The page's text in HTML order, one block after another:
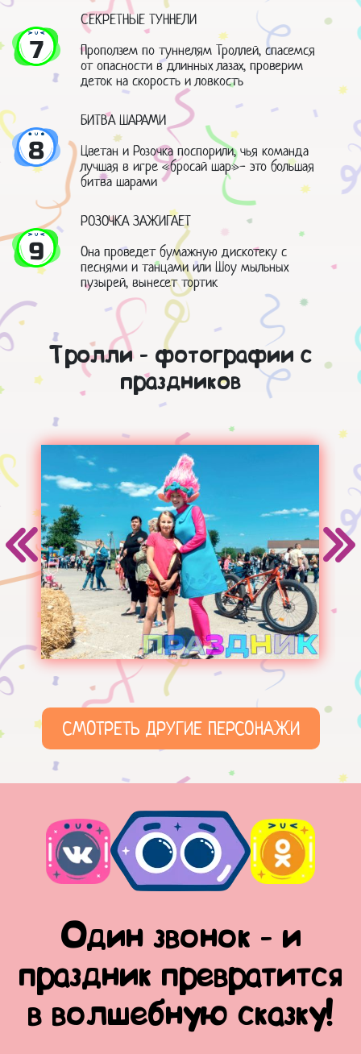
7
СЕКРЕТНЫЕ ТУННЕЛИ
Проползем по туннелям Троллей, спасемся
от опасности в длинных лазах, проверим
деток на скорость и ловкость
8
БИТВА ШАРАМИ
Цветан и Розочка поспорили, чья команда
лучшая в игре «бросай шар»- это большая
битва шарами
9
РОЗОЧКА ЗАЖИГАЕТ
Она проведет бумажную дискотеку с
песнями и танцами или Шоу мыльных
пузырей, вынесет тортик
Тролли - фотографии с
праздников
СМОТРЕТЬ ДРУГИЕ ПЕРСОНАЖИ
Один звонок - и
праздник превратится
в волшебную сказку!